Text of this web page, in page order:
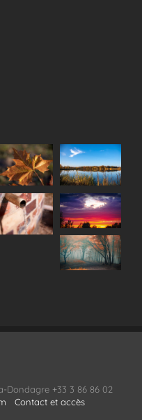
Automne
Villeneuve
L’étang
automne 2018
La fontaine du
puits – rue des
Beau ciel du
soir sur
Villeneuve-la-
Dondagre
Forêts
Dondagre +33 3 86 86 02
Contact et accès